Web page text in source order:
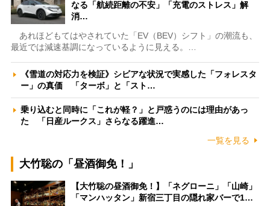
なる「航続距離の不安」「充電のストレス」解
消…
あれほどもてはやされていた「EV（BEV）シフト」の潮流も、
最近では減速基調になっているように見える。…
《雪道の対応力を検証》シビアな状況で実感した「フォレスタ
ー」の真価 「ターボ」と「スト…
乗り込むと同時に「これが軽？」と戸惑うのには理由があっ
た 「日産ルークス」さらなる躍進…
一覧を見る
大竹聡の「昼酒御免！」
【大竹聡の昼酒御免！】「ネグローニ」「山崎」
「マンハッタン」新宿三丁目の隠れ家バーで1…